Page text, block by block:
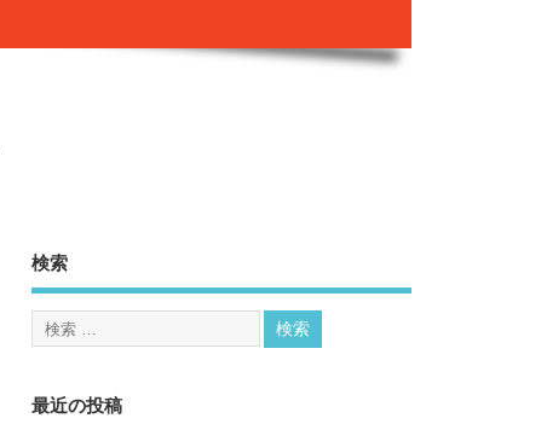
検索
最近の投稿